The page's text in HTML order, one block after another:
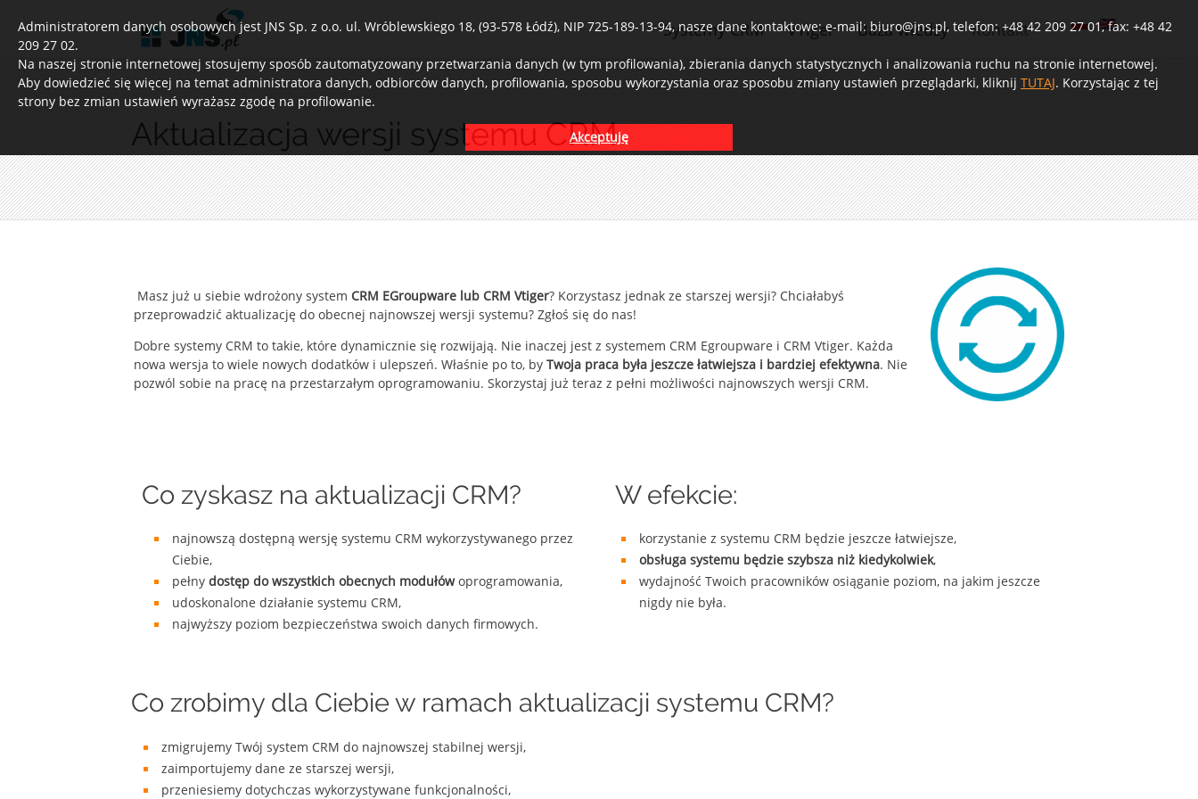
Administratorem danych osobowych jest JNS Sp. z o.o. ul. Wróblewskiego 18, (93-578 Łódź), NIP 725-189-13-94, nasze dane kontaktowe: e-mail: biuro@jns.pl, telefon: +48 42 209 27 01, fax: +48 42
209 27 02.
Na naszej stronie internetowej stosujemy sposób zautomatyzowany przetwarzania danych (w tym profilowania), zbierania danych statystycznych i analizowania ruchu na stronie internetowej.
Aby dowiedzieć się więcej na temat administratora danych, odbiorców danych, profilowania, sposobu wykorzystania oraz sposobu zmiany ustawień przeglądarki, kliknij TUTAJ. Korzystając z tej
strony bez zmian ustawień wyrażasz zgodę na profilowanie.
Akceptuję
Systemy CRM VTiger Baza wiedzy Kontakt
Aktualizacja wersji systemu CRM
Masz już u siebie wdrożony system CRM EGroupware lub CRM Vtiger? Korzystasz jednak ze starszej wersji? Chciałabyś
przeprowadzić aktualizację do obecnej najnowszej wersji systemu? Zgłoś się do nas!
Dobre systemy CRM to takie, które dynamicznie się rozwijają. Nie inaczej jest z systemem CRM Egroupware i CRM Vtiger. Każda
nowa wersja to wiele nowych dodatków i ulepszeń. Właśnie po to, by Twoja praca była jeszcze łatwiejsza i bardziej efektywna. Nie
pozwól sobie na pracę na przestarzałym oprogramowaniu. Skorzystaj już teraz z pełni możliwości najnowszych wersji CRM.
Co zyskasz na aktualizacji CRM?
najnowszą dostępną wersję systemu CRM wykorzystywanego przez
Ciebie,
pełnydostęp do wszystkich obecnych modułówoprogramowania,
udoskonalone działanie systemu CRM,
najwyższy poziom bezpieczeństwa swoich danych firmowych.
W efekcie:
korzystanie z systemu CRM będzie jeszcze łatwiejsze,
obsługa systemu będzie szybsza niż kiedykolwiek,
wydajność Twoich pracowników osiąganie poziom, na jakim jeszcze
nigdy nie była.
Co zrobimy dla Ciebie w ramach aktualizacji systemu CRM?
zmigrujemy Twój system CRM do najnowszej stabilnej wersji,
zaimportujemy dane ze starszej wersji,
przeniesiemy dotychczas wykorzystywane funkcjonalności,